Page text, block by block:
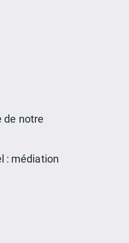
de notre
: médiation